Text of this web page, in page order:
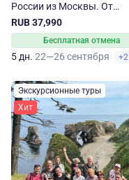
России из Москвы. От
Сергиева Посада до
Владимира
RUB 37,990
Бесплатная отмена
5 дн. 22—26 сентября +2
Экскурсионные туры
Хит